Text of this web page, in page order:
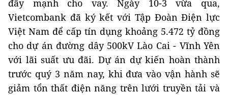
đẩy mạnh cho vay. Ngày 10-3 vừa qua,
Vietcombank đã ký kết với Tập Đoàn Điện lực
Việt Nam để cấp tín dụng khoảng 5.472 tỷ đồng
cho dự án đường dây 500kV Lào Cai - Vĩnh Yên
với lãi suất ưu đãi. Dự án dự kiến hoàn thành
trước quý 3 năm nay, khi đưa vào vận hành sẽ
giảm tổn thất điện năng trên lưới truyền tải và